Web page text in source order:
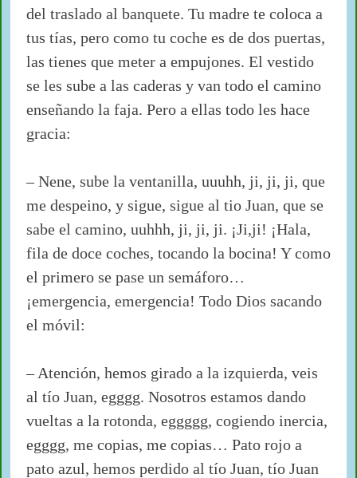
del traslado al banquete. Tu madre te coloca a
tus tías, pero como tu coche es de dos puertas,
las tienes que meter a empujones. El vestido
se les sube a las caderas y van todo el camino
enseñando la faja. Pero a ellas todo les hace
gracia:
– Nene, sube la ventanilla, uuuhh, ji, ji, ji, que
me despeino, y sigue, sigue al tio Juan, que se
sabe el camino, uuhhh, ji, ji, ji. ¡Ji,ji! ¡Hala,
fila de doce coches, tocando la bocina! Y como
el primero se pase un semáforo…
¡emergencia, emergencia! Todo Dios sacando
el móvil:
– Atención, hemos girado a la izquierda, veis
al tío Juan, egggg. Nosotros estamos dando
vueltas a la rotonda, eggggg, cogiendo inercia,
egggg, me copias, me copias… Pato rojo a
pato azul, hemos perdido al tío Juan, tío Juan